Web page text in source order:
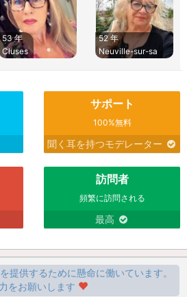
53 年
Cluses
52 年
Neuville-sur-sa
サポート
100%無料
聞く耳を持つモデレーター
訪問者
頻繁に訪問される
最高
提供するために懸命に働いています。
をお願いします